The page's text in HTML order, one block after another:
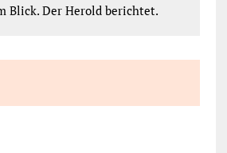
Blick. Der Herold berichtet.